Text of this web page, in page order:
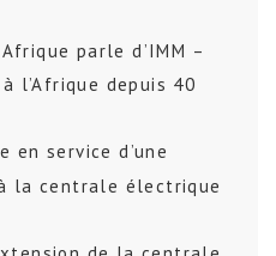
parle d’IMM –
l’Afrique depuis 40
service d’une
la centrale électrique